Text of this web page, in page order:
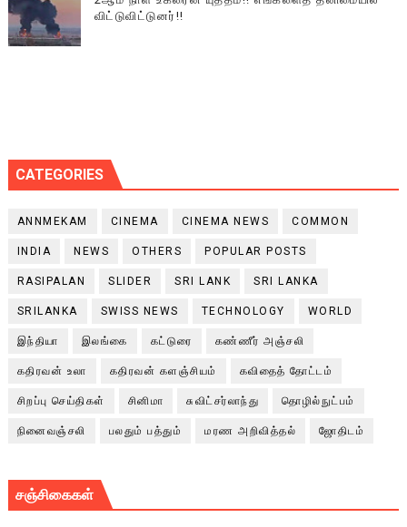
விட்டுவிட்டுனர்!!
CATEGORIES
ANNMEKAM CINEMA CINEMA NEWS COMMON
INDIA NEWS OTHERS POPULAR POSTS
RASIPALAN SLIDER SRI LANK SRI LANKA
SRILANKA SWISS NEWS TECHNOLOGY WORLD
இந்தியா இலங்கை கட்டுரை கண்ணீர் அஞ்சலி
கதிரவன் உலா கதிரவன் களஞ்சியம் கவிதைத் தோட்டம்
சிறப்பு செய்திகள் சினிமா சுவிட்சர்லாந்து தொழில்நுட்பம்
நினைவஞ்சலி பலதும் பத்தும் மரண அறிவித்தல் ஜோதிடம்
சஞ்சிகைகள்